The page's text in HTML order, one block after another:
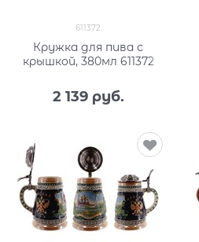
611372
Кружка для пива с
крышкой, 380мл 611372
2 139 руб.